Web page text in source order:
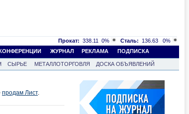
Прокат: 338.11 0% Сталь: 136.63
0%
ЖУРНАЛ РЕКЛАМА ПОДПИСКА
СЫРЬЕ МЕТАЛЛОТОРГОВЛЯ
ДОСКА ОБЪЯВЛЕНИЙ
продам Лист.